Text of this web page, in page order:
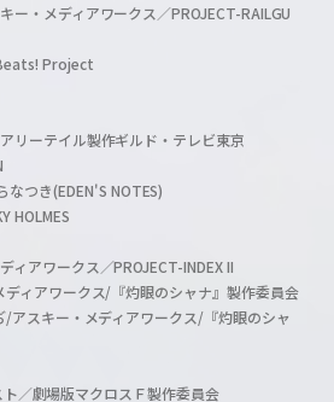
ー・メディアワークス／PROJECT-RAILGU
Project
リーテイル製作ギルド・テレビ東京
つき(EDEN'S NOTES)
HOLMES
アワークス／PROJECT-INDEX II
ィアワークス/『灼眼のシャナ』製作委員会
スキー・メディアワークス/『灼眼のシャ
／劇場版マクロスＦ製作委員会